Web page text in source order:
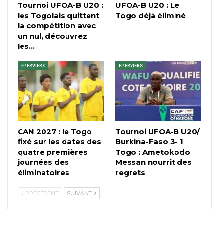
Tournoi UFOA-B U20 :
les Togolais quittent
la compétition avec
un nul, découvrez
les…
UFOA-B U20 : Le
Togo déjà éliminé
EPERVIERS
CAN 2027 : le Togo
fixé sur les dates des
quatre premières
journées des
éliminatoires
EPERVIERS
Tournoi UFOA-B U20/
Burkina-Faso 3- 1
Togo : Ametokodo
Messan nourrit des
regrets
PRÉCÉDENT SUIVANT